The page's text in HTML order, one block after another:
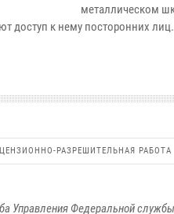
металлическом
доступ к нему посторонних лиц.
РАЗРЕШИТЕЛЬНАЯ РАБОТА
Управления Федеральной